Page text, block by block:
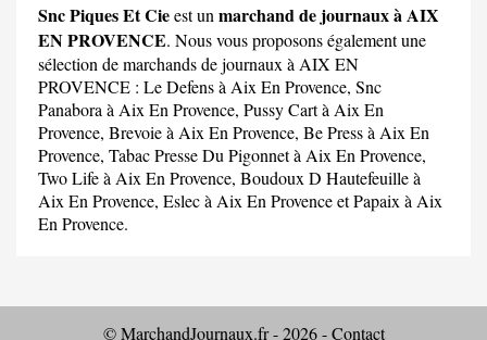
Snc Piques Et Cieest un marchand de journaux à AIX
EN PROVENCE. Nous vous proposons également une
sélection de marchands de journaux à AIX EN
PROVENCE : Le Defensà Aix En Provence, Snc
Panabora à Aix En Provence, Pussy Cartà Aix En
Provence, Brevoieà Aix En Provence, Be Pressà Aix En
Provence, Tabac Presse Du Pigonnetà Aix En Provence,
Two Lifeà Aix En Provence, Boudoux D Hautefeuilleà
Aix En Provence, Eslecà Aix En Provence etPapaix à Aix
En Provence.
© MarchandJournaux.fr - 2026 -Contact